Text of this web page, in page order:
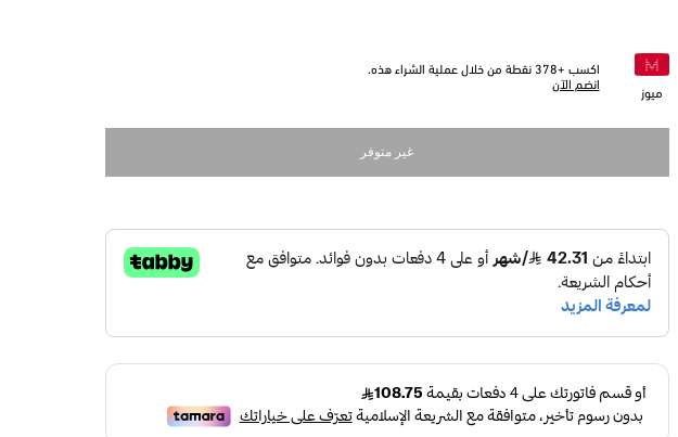
ميوز
اكسب +378 نقطة من خلال عملية الشراء هذه.
انضم الآن
غير متوفر